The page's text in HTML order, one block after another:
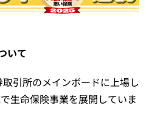
いて
引所のメインボードに上場し
生命保険事業を展開していま